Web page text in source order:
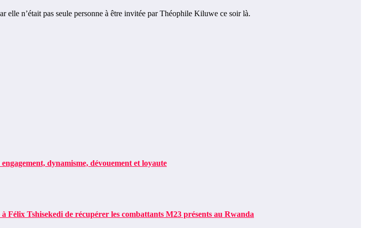
elle n’était pas seule personne à être invitée par Théophile Kiluwe ce soir là.
dynamisme, dévouement et loyaute
Tshisekedi de récupérer les combattants M23 présents au Rwanda